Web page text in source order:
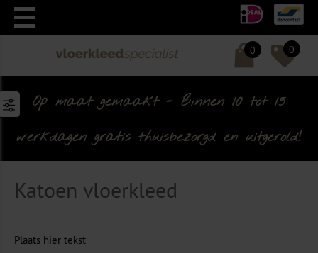
0 0
Op maat gemaakt - Binnen 10 tot 15
werkdagen gratis thuisbezorgd en uitgerold!
Katoen vloerkleed
Plaats hier tekst